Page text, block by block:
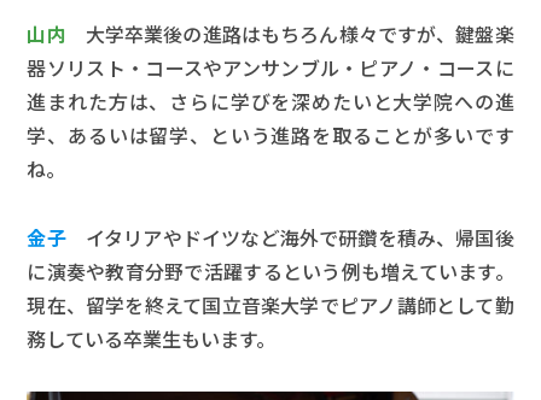
山内 大学卒業後の進路はもちろん様々ですが、鍵盤楽
器ソリスト・コースやアンサンブル・ピアノ・コースに
進まれた方は、さらに学びを深めたいと大学院への進
学、あるいは留学、という進路を取ることが多いです
ね。
金子イタリアやドイツなど海外で研鑽を積み、帰国後
に演奏や教育分野で活躍するという例も増えています。
現在、留学を終えて国立音楽大学でピアノ講師として勤
務している卒業生もいます。